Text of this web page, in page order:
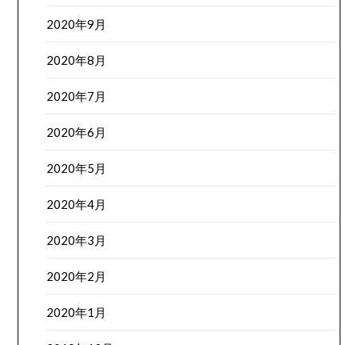
2020年9月
2020年8月
2020年7月
2020年6月
2020年5月
2020年4月
2020年3月
2020年2月
2020年1月